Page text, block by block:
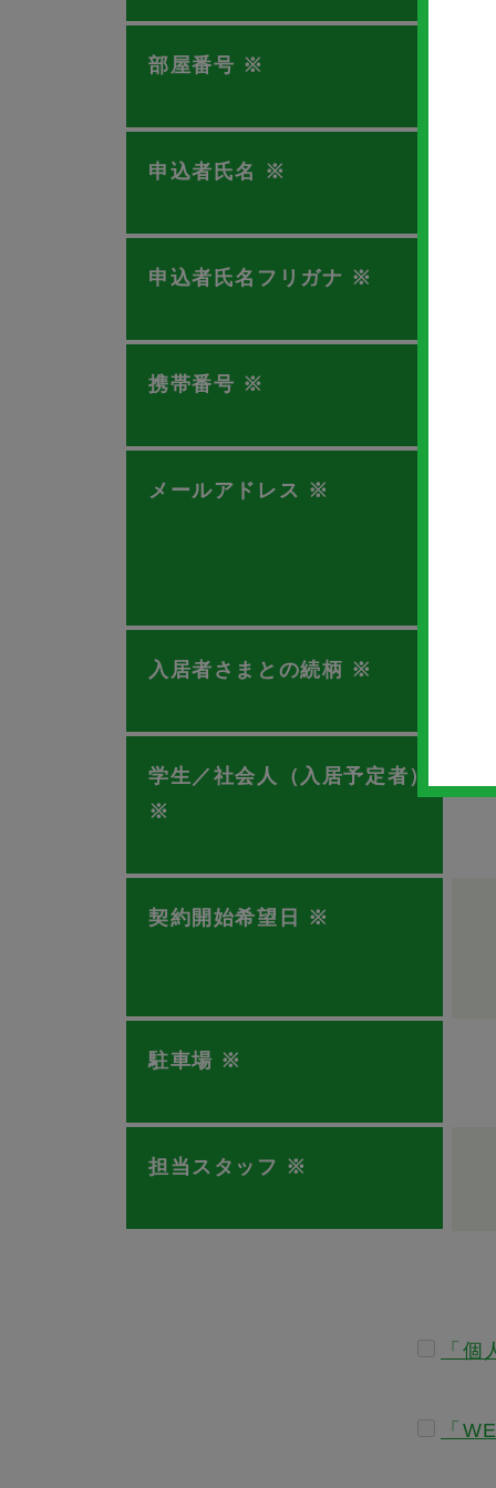
部屋番号 ※
申込者氏名 ※
申込者氏名フリガナ ※
携帯番号 ※
メールアドレス ※
入居者さまとの続柄 ※
学生／社会人（入居予定者）
※
契約開始希望日 ※
駐車場 ※
担当スタッフ ※
「
「